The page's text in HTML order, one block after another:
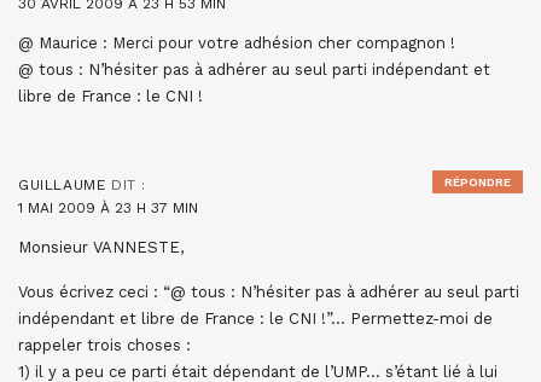
30 AVRIL 2009 À 23 H 53 MIN
@ Maurice : Merci pour votre adhésion cher compagnon !
@ tous : N’hésiter pas à adhérer au seul parti indépendant et
libre de France : le CNI !
GUILLAUME DIT :
1 MAI 2009 À 23 H 37 MIN
Monsieur VANNESTE,
Vous écrivez ceci : “@ tous : N’hésiter pas à adhérer au seul parti
indépendant et libre de France : le CNI !”… Permettez-moi de
rappeler trois choses :
1) il y a peu ce parti était dépendant de l’UMP… s’étant lié à lui
RÉPONDRE